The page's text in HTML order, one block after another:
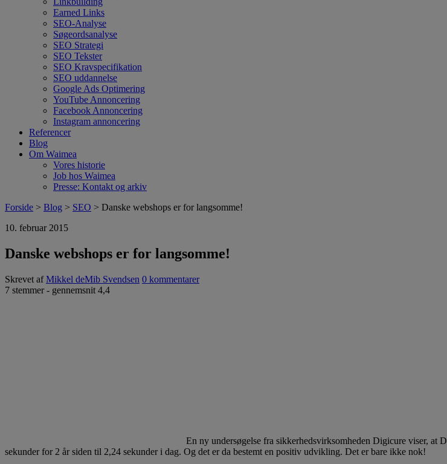
Earned Links
SEO-Analyse
Søgeordsanalyse
SEO Strategi
SEO Tekster
SEO Kravspecifikation
SEO uddannelse
Google Ads Optimering
YouTube Annoncering
Facebook Annoncering
Instagram annoncering
Referencer
Blog
Om Waimea
Vores historie
Job hos Waimea
Presse: Kontakt og arkiv
Forside > Blog > SEO > Danske webshops er for langsomme!
10. februar 2015
Danske webshops er for langsomme!
Skrevet afMikkel deMib Svendsen 0 kommentarer
7 stemmer - gennemsnit 4,4
En ny undersøgelse fra sikkerhedsvirksomheden Digicure viser, at
sekunder for 2 år siden til 2,24 sekunder i dag. Og det er da bestemt en positiv udvikling. Det er bare ikke nok!